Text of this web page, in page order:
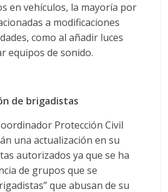
en vehículos, la mayoría por
a modificaciones
como al añadir luces
equipos de sonido.
de brigadistas
Protección Civil
una actualización en su
autorizados ya que se ha
de grupos que se
que abusan de su